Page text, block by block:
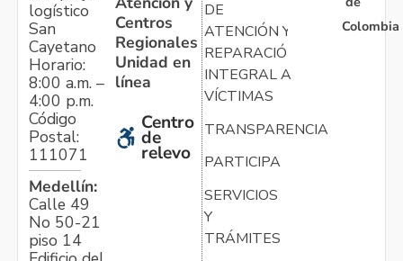
logístico
San
Cayetano
Horario:
8:00 a.m. –
4:00 p.m.
Código
Postal:
111071
Medellín:
Calle 49
No 50-21
piso 14
Centros
Regionales
Unidad en
línea
Centro
de
relevo
DE
ATENCIÓN Y
REPARACIÓN
INTEGRAL A
VÍCTIMAS
TRANSPARENCIA
PARTICIPA
SERVICIOS
Y
TRÁMITES
Colombia